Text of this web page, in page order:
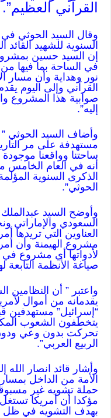
القرآني العظيم”.
وقال السيد الحوثي في
السنوية للشهيد
إن السيد حسين
في الساحة بما فيها
نور وهداية وأن مسار
القرآني وإلى اليوم
صوابية هذا المشروع
إليه”.
وأضاف السيد الحوثي ”
مستهدفة على مر
ساحتنا وواقعنا
أنه في العام الخامس
الذكرى السنوية
الحوثي”.
وأوضح السيد عبدالملك
السعودي
العناوين التي
مشروع الهيمنة وأن
لأدواتها أي مشروع
صياغة الأنظمة التابعة
واعتبر ” أن النظامين
يقدمانه من أموال
“إسرائيل” مستهدفين
يتخطفون الشعوب
تحركت بدون وعي
الربيع العربي”.
وأشار قائد انصار
الأمة من الداخل
حملة تشويه غير
مؤكدا أن أمريكا
بهدف التشويه في ظل